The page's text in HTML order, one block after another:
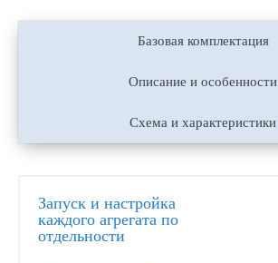
Базовая комплектация
Описание и особенности
Схема и характеристики
Запуск и настройка
каждого агрегата по
отдельности